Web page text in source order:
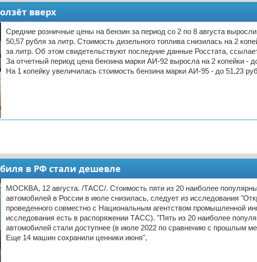
вверх
Средние розничные цены на бензин за период со 2 по 8 августа
50,57 рубля за литр. Стоимость дизельного топлива снизилась на 2
за литр. Об этом свидетельствуют последние данные Росстата,
За отчетный период цена бензина марки АИ-92 выросла на 2 копейки -
На 1 копейку увеличилась стоимость бензина марки АИ-95 - до 51,23
в РФ стали дешевле
МОСКВА, 12 августа. /ТАСС/. Стоимость пяти из 20 наиболее
автомобилей в России в июле снизилась, следует из исследования
проведенного совместно с Национальным агентством промышленной
исследования есть в распоряжении ТАСС). "Пять из 20 наиболее
автомобилей стали доступнее (в июле 2022 по сравнению с прошлым
Еще 14 машин сохранили ценники июня",